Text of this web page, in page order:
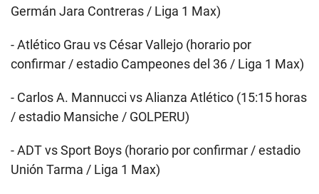
Germán Jara Contreras / Liga 1 Max)
- Atlético Grau vs César Vallejo (horario por
confirmar / estadio Campeones del 36 / Liga 1 Max)
- Carlos A. Mannucci vs Alianza Atlético (15:15 horas
/ estadio Mansiche / GOLPERU)
- ADT vs Sport Boys (horario por confirmar / estadio
Unión Tarma / Liga 1 Max)